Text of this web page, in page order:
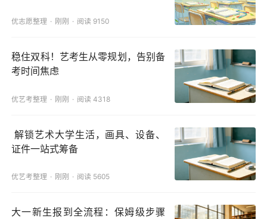
优志愿整理 刚刚 阅读 9150
稳住双科！艺考生从零规划，告别备
考时间焦虑
优艺考整理 刚刚 阅读 4318
解锁艺术大学生活，画具、设备、
证件一站式筹备
优艺考整理 刚刚 阅读 5605
大一新生报到全流程：保姆级步骤